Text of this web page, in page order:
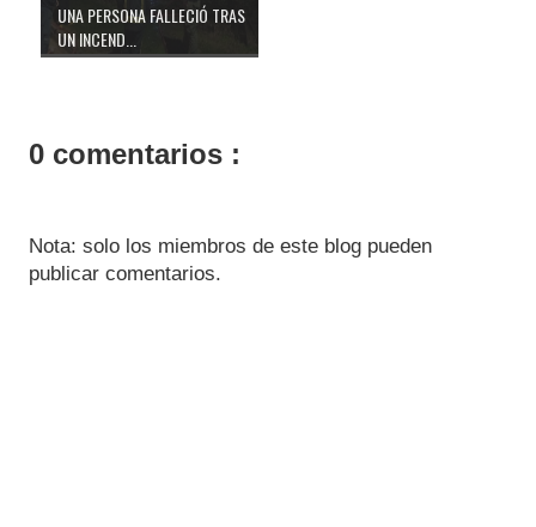
UNA PERSONA FALLECIÓ TRAS
UN INCEND...
0 comentarios :
Nota: solo los miembros de este blog pueden
publicar comentarios.